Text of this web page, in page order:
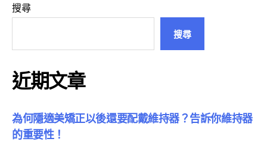
搜尋
搜尋
近期文章
為何隱適美矯正以後還要配戴維持器？告訴你維持器
的重要性！